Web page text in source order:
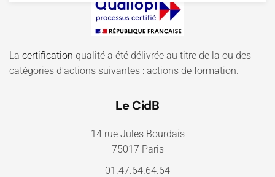
La certification qualité a été délivrée au titre de la ou des
catégories d'actions suivantes : actions de formation.
Le CidB
14 rue Jules Bourdais
75017 Paris
01.47.64.64.64